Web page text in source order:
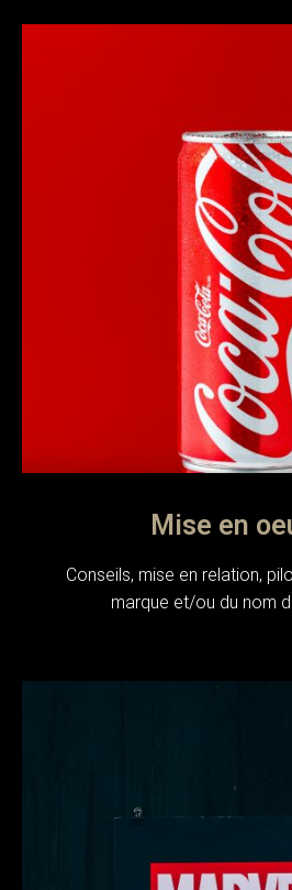
Mise en
Conseils, mise en relation,
marque et/ou du nom